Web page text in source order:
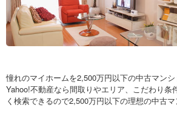
憧れのマイホームを2,500万円以下の中古マンシ
Yahoo!不動産なら間取りやエリア、こだわり条
く検索できるので2,500万円以下の理想の中古マ